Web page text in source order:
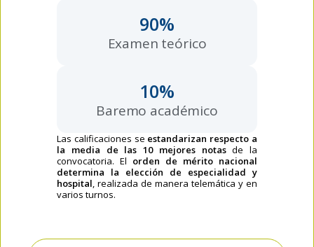
Examen teórico
90%
Baremo académico
10%
Las calificaciones se estandarizan respecto a
la media de las 10 mejores notasde la
convocatoria. El orden de mérito nacional
determina la elección de especialidad y
hospital, realizada de manera telemática y en
varios turnos.